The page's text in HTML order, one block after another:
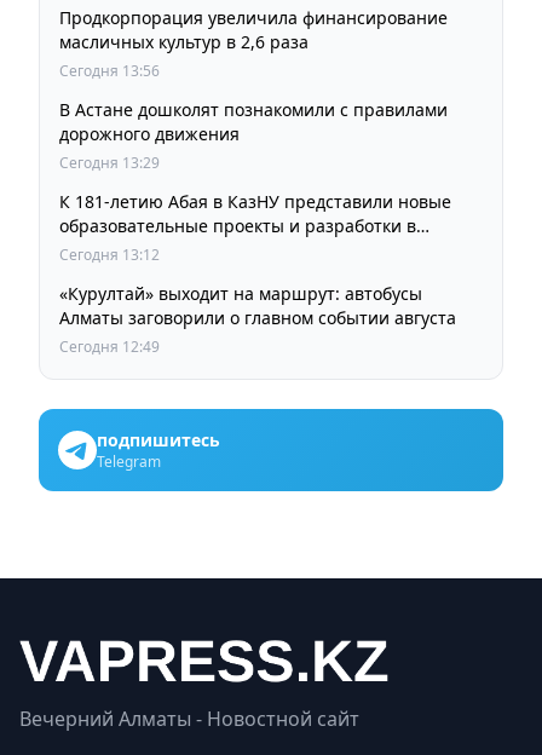
Продкорпорация увеличила финансирование
масличных культур в 2,6 раза
Сегодня 13:56
В Астане дошколят познакомили с правилами
дорожного движения
Сегодня 13:29
К 181-летию Абая в КазНУ представили новые
образовательные проекты и разработки в
области абаеведения
Сегодня 13:12
«Курултай» выходит на маршрут: автобусы
Алматы заговорили о главном событии августа
Сегодня 12:49
подпишитесь
Telegram
Вечерний Алматы - Новостной сайт